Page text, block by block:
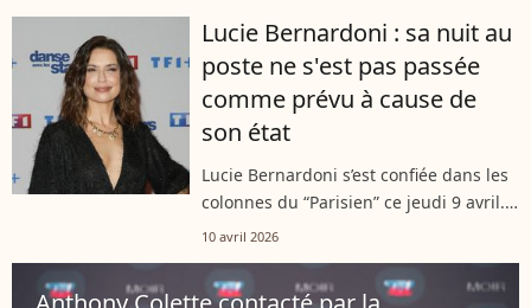
podcast. L'influenceur, qui a surpris...
Lucie Bernardoni : sa nuit au
poste ne s'est pas passée
comme prévu à cause de
son état
Lucie Bernardoni s’est confiée dans les
colonnes du “Parisien” ce jeudi 9 avril.
Candidate de “Danse avec les stars”,
sur les accusations dont...
10 avril 2026